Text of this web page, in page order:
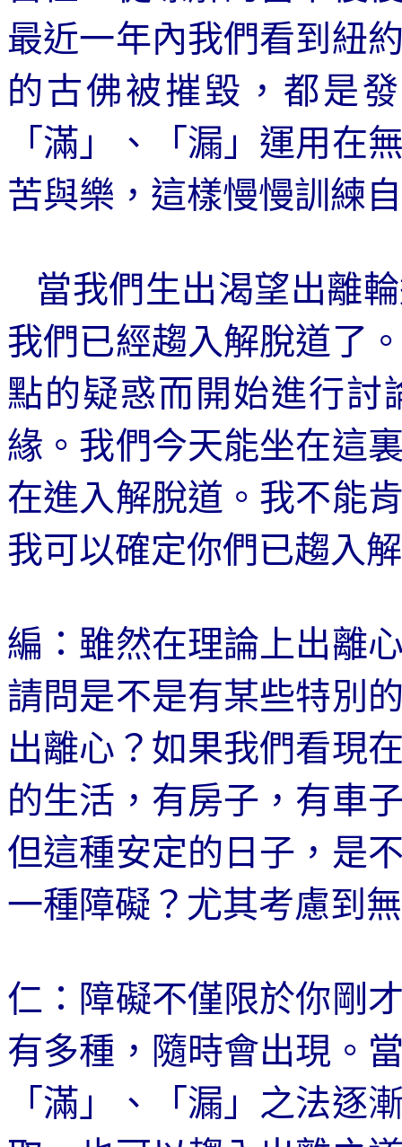
最近一年內我們看到紐
的古佛被摧毀，都是
「滿」、「漏」運用在
苦與樂，這樣慢慢訓練
當我們生出渴望出離
我們已經趨入解脫道了
點的疑惑而開始進行討
緣。我們今天能坐在這
在進入解脫道。我不能
我可以確定你們已趨入
編：雖然在理論上出離
請問是不是有某些特別
出離心？如果我們看現
的生活，有房子，有車
但這種安定的日子，是
一種障礙？尤其考慮到
仁：障礙不僅限於你剛
有多種，隨時會出現。
「滿」、「漏」之法逐